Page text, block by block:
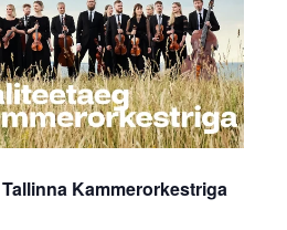
Kammerorkestriga